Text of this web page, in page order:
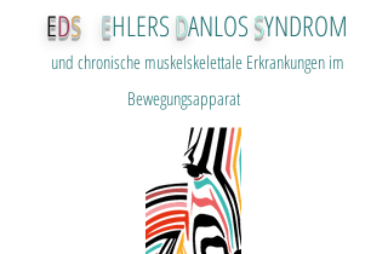
EDS EHLERSDANLOSSYNDROM
und chronische muskelskelettale Erkrankungen im
Bewegungsapparat